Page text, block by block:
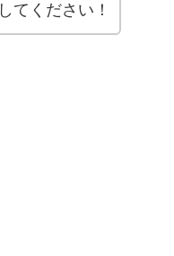
してください！